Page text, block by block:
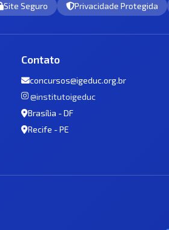
Site Seguro Privacidade Protegida
Contato
concursos@igeduc.org.br
@institutoigeduc
Brasília - DF
Recife - PE